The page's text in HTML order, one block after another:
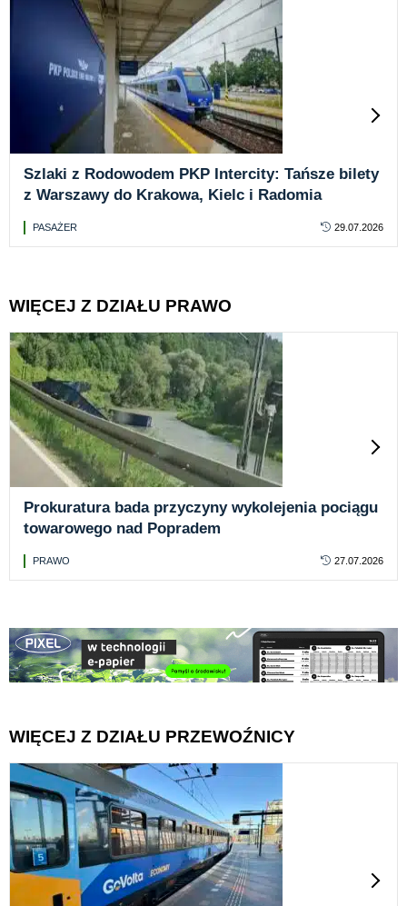
Szlaki z Rodowodem PKP Intercity: Tańsze bilety
z Warszawy do Krakowa, Kielc i Radomia
PASAŻER 29.07.2026
WIĘCEJ Z DZIAŁU PRAWO
Prokuratura bada przyczyny wykolejenia pociągu
towarowego nad Popradem
PRAWO 27.07.2026
WIĘCEJ Z DZIAŁU PRZEWOŹNICY